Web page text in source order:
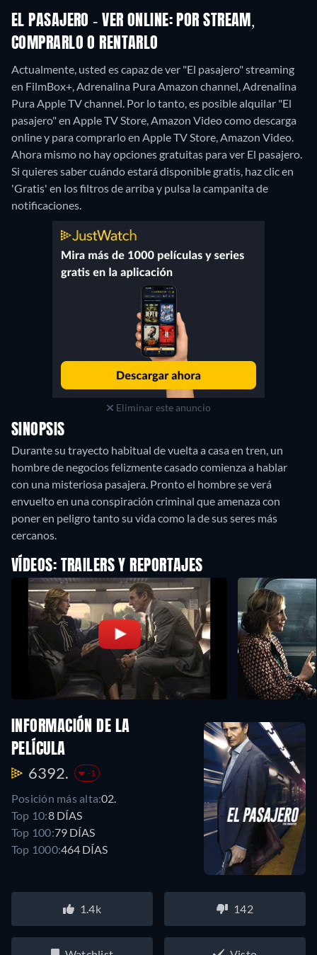
EL PASAJERO - VER ONLINE: POR STREAM,
COMPRARLO O RENTARLO
Actualmente, usted es capaz de ver "El pasajero" streaming
en FilmBox+, Adrenalina Pura Amazon channel, Adrenalina
Pura Apple TV channel. Por lo tanto, es posible alquilar "El
pasajero" en Apple TV Store, Amazon Video como descarga
online y para comprarlo en Apple TV Store, Amazon Video.
Ahora mismo no hay opciones gratuitas para ver El pasajero.
Si quieres saber cuándo estará disponible gratis, haz clic en
'Gratis' en los filtros de arriba y pulsa la campanita de
notificaciones.
Eliminar este anuncio
SINOPSIS
Durante su trayecto habitual de vuelta a casa en tren, un
hombre de negocios felizmente casado comienza a hablar
con una misteriosa pasajera. Pronto el hombre se verá
envuelto en una conspiración criminal que amenaza con
poner en peligro tanto su vida como la de sus seres más
cercanos.
VÍDEOS: TRAILERS Y REPORTAJES
INFORMACIÓN DE LA
PELÍCULA
6392. -1
Posición más alta:02.
Top 10:8 DÍAS
Top 100:79 DÍAS
Top 1000:464 DÍAS
1.4k 142